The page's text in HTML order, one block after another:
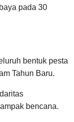
pada 30
bentuk pesta
Tahun Baru.
bencana.